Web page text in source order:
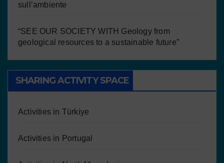
sull’ambiente
“SEE OUR SOCIETY WITH Geology from
geological resources to a sustainable future”
SHARING ACTIVITY SPACE
Activities in Türkiye
Activities in Portugal